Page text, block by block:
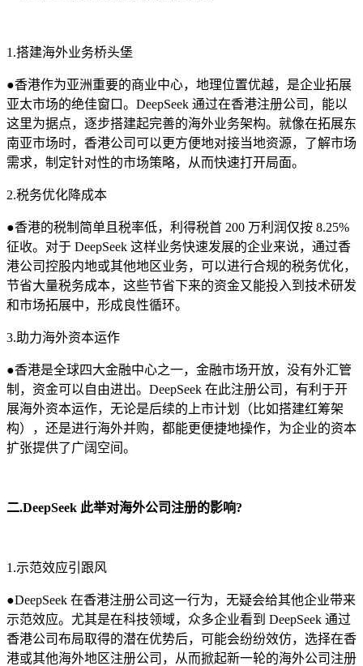
1.搭建海外业务桥头堡
●香港作为亚洲重要的商业中心，地理位置优越，是企业拓展
亚太市场的绝佳窗口。DeepSeek 通过在香港注册公司，能以
这里为据点，逐步搭建起完善的海外业务架构。就像在拓展东
南亚市场时，香港公司可以更方便地对接当地资源，了解市场
需求，制定针对性的市场策略，从而快速打开局面。
2.税务优化降成本
●香港的税制简单且税率低，利得税首 200 万利润仅按 8.25%
征收。对于 DeepSeek 这样业务快速发展的企业来说，通过香
港公司控股内地或其他地区业务，可以进行合规的税务优化，
节省大量税务成本，这些节省下来的资金又能投入到技术研发
和市场拓展中，形成良性循环。
3.助力海外资本运作
●香港是全球四大金融中心之一，金融市场开放，没有外汇管
制，资金可以自由进出。DeepSeek 在此注册公司，有利于开
展海外资本运作，无论是后续的上市计划（比如搭建红筹架
构），还是进行海外并购，都能更便捷地操作，为企业的资本
扩张提供了广阔空间。
二.DeepSeek 此举对海外公司注册的影响?
1.示范效应引跟风
●DeepSeek 在香港注册公司这一行为，无疑会给其他企业带来
示范效应。尤其是在科技领域，众多企业看到 DeepSeek 通过
香港公司布局取得的潜在优势后，可能会纷纷效仿，选择在香
港或其他海外地区注册公司，从而掀起新一轮的海外公司注册